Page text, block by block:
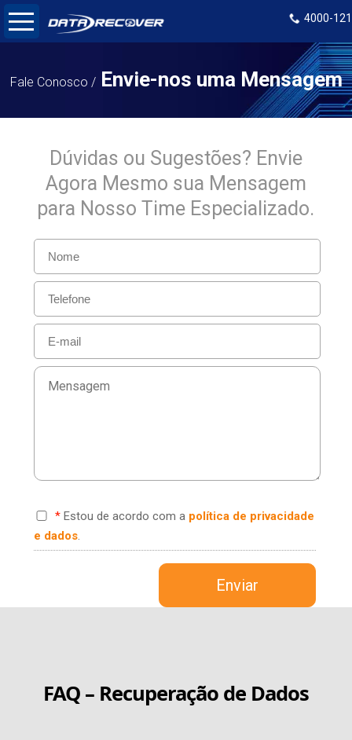
4000-
Fale Conosco /Envie-nos uma Mensagem
Dúvidas ou Sugestões? Envie
Agora Mesmo sua Mensagem
para Nosso Time Especializado.
* Estou de acordo com a política de privacidade
e dados.
FAQ – Recuperação de Dados